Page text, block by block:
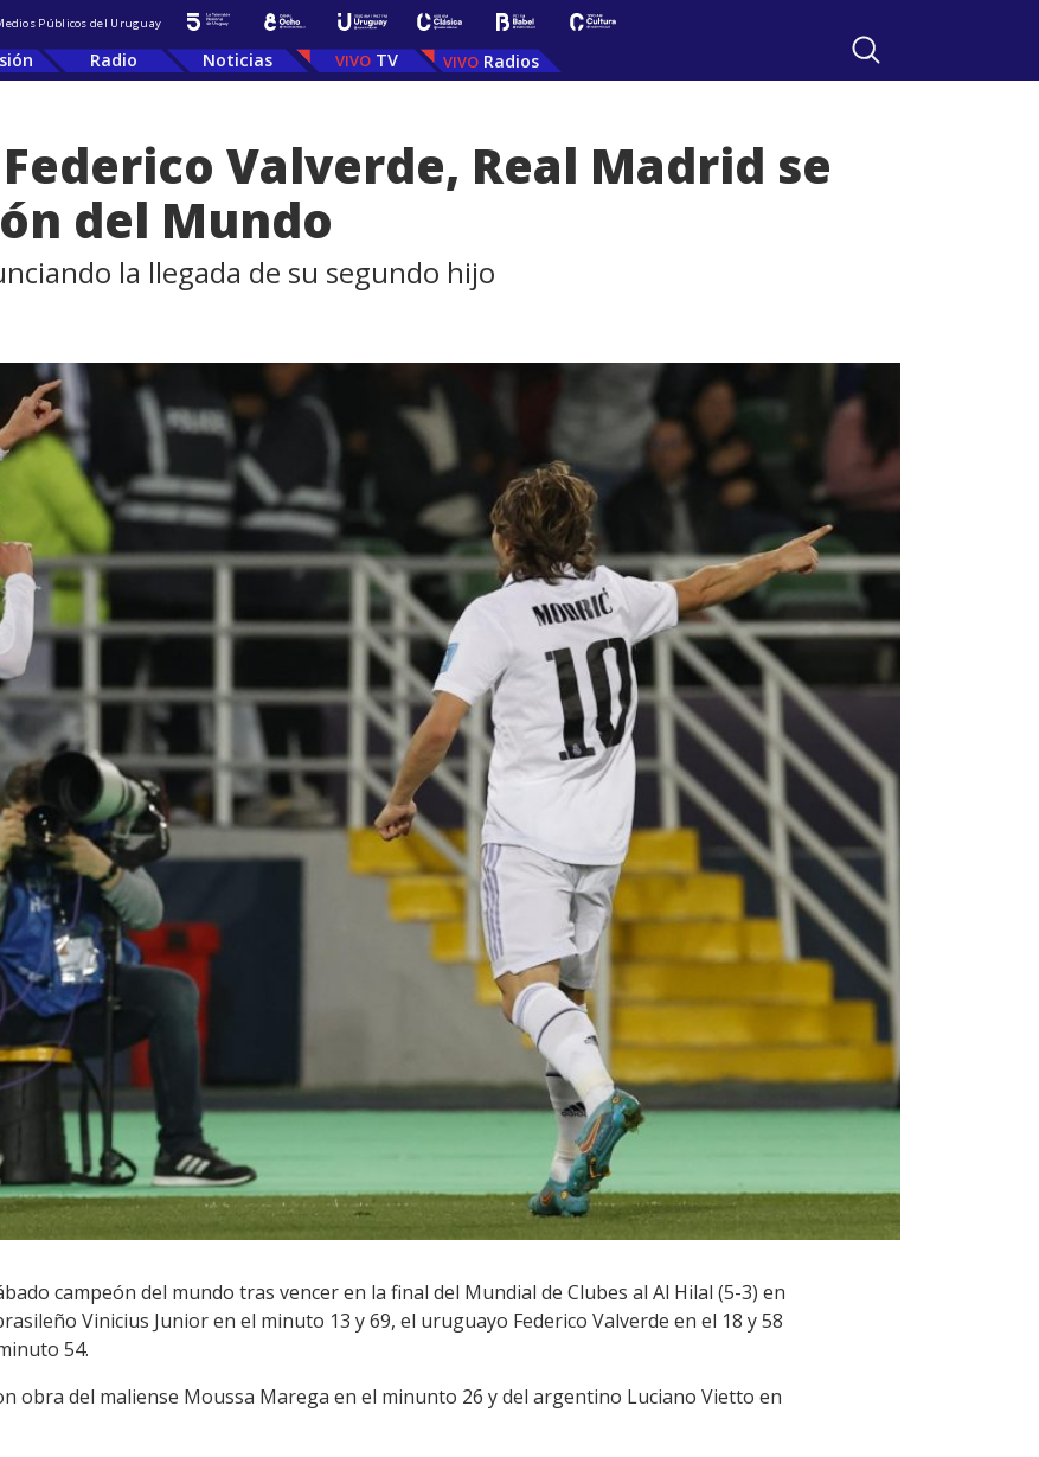
Públicos del Uruguay
Radio Noticias TV Radios
Valverde, Real Madrid se
del Mundo
la llegada de su segundo hijo
campeón del mundo tras vencer en la final del Mundial de Clubes al Al Hilal (5-3) en
Vinicius Junior en el minuto 13 y 69, el uruguayo Federico Valverde en el 18 y 58
54.
obra del maliense Moussa Marega en el minunto 26 y del argentino Luciano Vietto en